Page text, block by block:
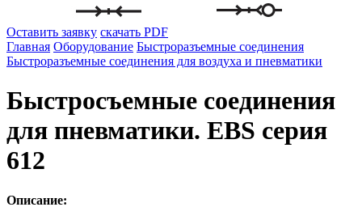
Оставить заявку скачать PDF
Главная Оборудование Быстроразъемные соединения
Быстроразъемные соединения для воздуха и пневматики
Быстросъемные соединения
для пневматики. EBS серия
612
Описание: